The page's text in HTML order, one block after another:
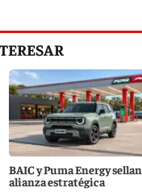
BAIC y Puma Energy sellan
alianza estratégica